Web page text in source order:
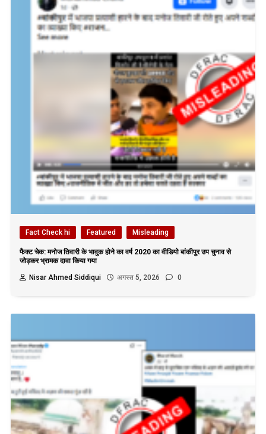
Fact Check hi Featured Misleading
फैक्ट चेक: मनोज तिवारी के भावुक होने का वर्ष 2020 का वीडियो बांकीपुर उप चुनाव से
जोड़कर भ्रामक दावा किया गया
Nisar Ahmed Siddiqui
अगस्त 5, 2026 0